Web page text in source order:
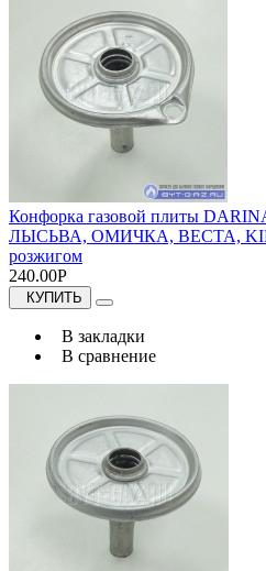
Конфорка газовой плиты
ЛЫСЬВА, ОМИЧКА, ВЕСТА,
розжигом
240.00Р
КУПИТЬ
В закладки
В сравнение